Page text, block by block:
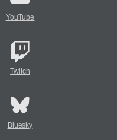
YouTube
Twitch
Bluesky